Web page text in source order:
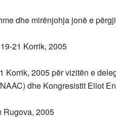
dhe mirënjohja jonë e
21 Korrik, 2005
Korrik, 2005 për vizitën e
dhe Kongresistit Eliot
Rugova, 2005